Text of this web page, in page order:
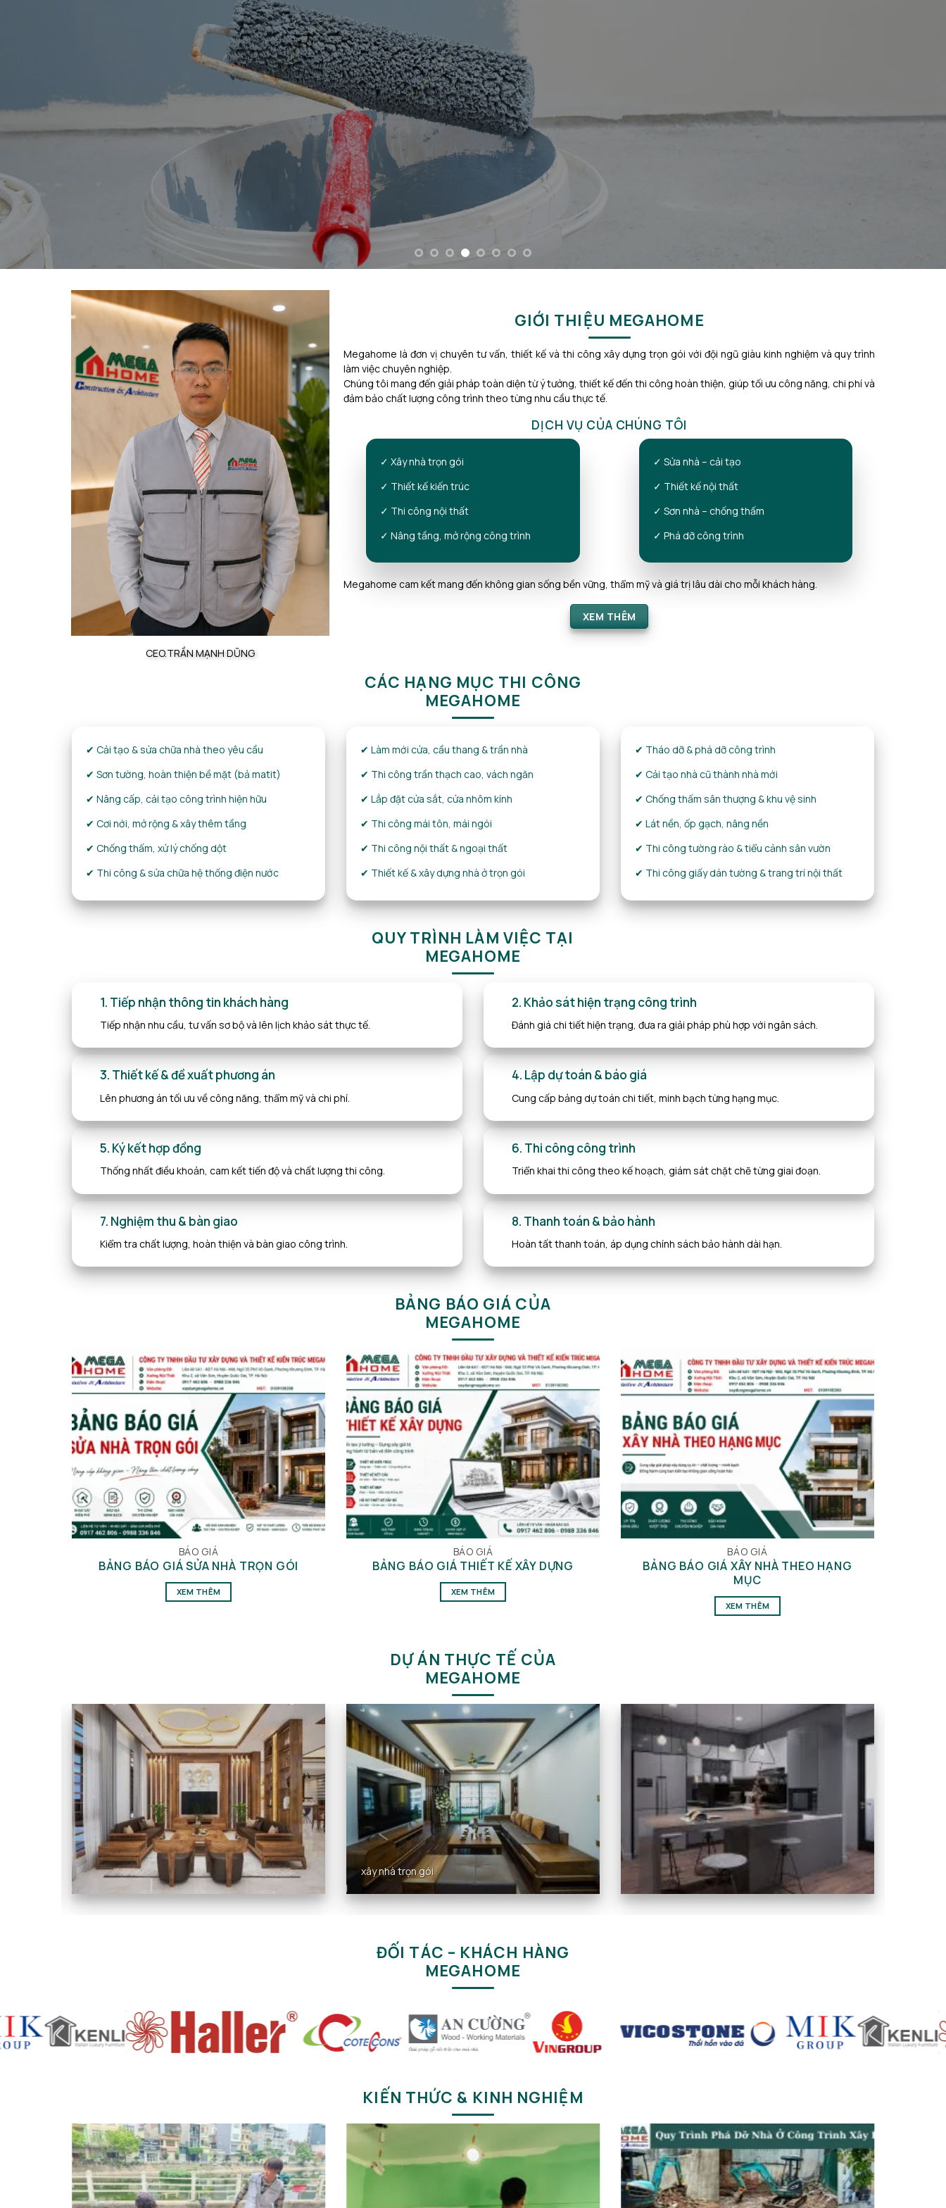
CEO.TRẦN MẠNH DŨNG
GIỚI THIỆU MEGAHOME
Megahome là đơn vị chuyên tư vấn, thiết kế và thi công xây dựng trọn gói với đội ngũ giàu kinh nghiệm và quy trình
làm việc chuyên nghiệp.
Chúng tôi mang đến giải pháp toàn diện từ ý tưởng, thiết kế đến thi công hoàn thiện, giúp tối ưu công năng, chi phí và
đảm bảo chất lượng công trình theo từng nhu cầu thực tế.
DỊCH VỤ CỦA CHÚNG TÔI
✓ Xây nhà trọn gói
✓ Thiết kế kiến trúc
✓ Thi công nội thất
✓ Nâng tầng, mở rộng công trình
✓ Sửa nhà – cải tạo
✓ Thiết kế nội thất
✓ Sơn nhà – chống thấm
✓ Phá dỡ công trình
Megahome cam kết mang đến không gian sống bền vững, thẩm mỹ và giá trị lâu dài cho mỗi khách hàng.
XEM THÊM
CÁC HẠNG MỤC THI CÔNG
MEGAHOME
✔ Cải tạo & sửa chữa nhà theo yêu cầu
✔ Sơn tường, hoàn thiện bề mặt (bả matit)
✔ Nâng cấp, cải tạo công trình hiện hữu
✔ Cơi nới, mở rộng & xây thêm tầng
✔ Chống thấm, xử lý chống dột
✔ Thi công & sửa chữa hệ thống điện nước
✔ Làm mới cửa, cầu thang & trần nhà
✔ Thi công trần thạch cao, vách ngăn
✔ Lắp đặt cửa sắt, cửa nhôm kính
✔ Thi công mái tôn, mái ngói
✔ Thi công nội thất & ngoại thất
✔ Thiết kế & xây dựng nhà ở trọn gói
✔ Tháo dỡ & phá dỡ công trình
✔ Cải tạo nhà cũ thành nhà mới
✔ Chống thấm sân thượng & khu vệ sinh
✔ Lát nền, ốp gạch, nâng nền
✔ Thi công tường rào & tiểu cảnh sân vườn
✔ Thi công giấy dán tường & trang trí nội thất
QUY TRÌNH LÀM VIỆC TẠI
MEGAHOME
1. Tiếp nhận thông tin khách hàng
Tiếp nhận nhu cầu, tư vấn sơ bộ và lên lịch khảo sát thực tế.
2. Khảo sát hiện trạng công trình
Đánh giá chi tiết hiện trạng, đưa ra giải pháp phù hợp với ngân sách.
3. Thiết kế & đề xuất phương án
Lên phương án tối ưu về công năng, thẩm mỹ và chi phí.
4. Lập dự toán & báo giá
Cung cấp bảng dự toán chi tiết, minh bạch từng hạng mục.
5. Ký kết hợp đồng
Thống nhất điều khoản, cam kết tiến độ và chất lượng thi công.
6. Thi công công trình
Triển khai thi công theo kế hoạch, giám sát chặt chẽ từng giai đoạn.
7. Nghiệm thu & bàn giao
Kiểm tra chất lượng, hoàn thiện và bàn giao công trình.
8. Thanh toán & bảo hành
Hoàn tất thanh toán, áp dụng chính sách bảo hành dài hạn.
BẢNG BÁO GIÁ CỦA
MEGAHOME
BÁO GIÁ
BẢNG BÁO GIÁ XÂY NHÀ THEO HẠNG
MỤC
XEM THÊM
BÁO GIÁ
BẢNG BÁO GIÁ SỬA NHÀ TRỌN GÓI
XEM THÊM
BÁO GIÁ
BẢNG BÁO GIÁ THIẾT KẾ XÂY DỰNG
XEM THÊM
DỰ ÁN THỰC TẾ CỦA
MEGAHOME
xây nhà trọn gói
ĐỐI TÁC – KHÁCH HÀNG
MEGAHOME
KIẾN THỨC & KINH NGHIỆM